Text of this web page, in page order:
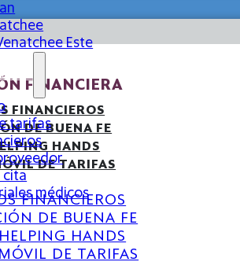
FINANCIERA
FINANCIEROS
DE BUENA FE
HANDS
DE TARIFAS
FINANCIEROS
DE BUENA FE
HANDS
DE TARIFAS
Este
tarifas
cita
médicos